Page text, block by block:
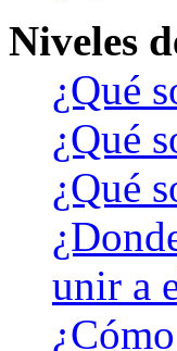
Niveles
¿Qué
¿Qué
¿Qué
unir a